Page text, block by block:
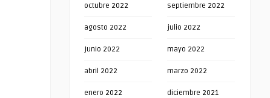
octubre 2022 septiembre 2022
agosto 2022 julio 2022
junio 2022 mayo 2022
abril 2022 marzo 2022
enero 2022 diciembre 2021